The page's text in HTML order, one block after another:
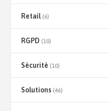
Retail(6)
RGPD (10)
Sécurité (10)
Solutions (46)